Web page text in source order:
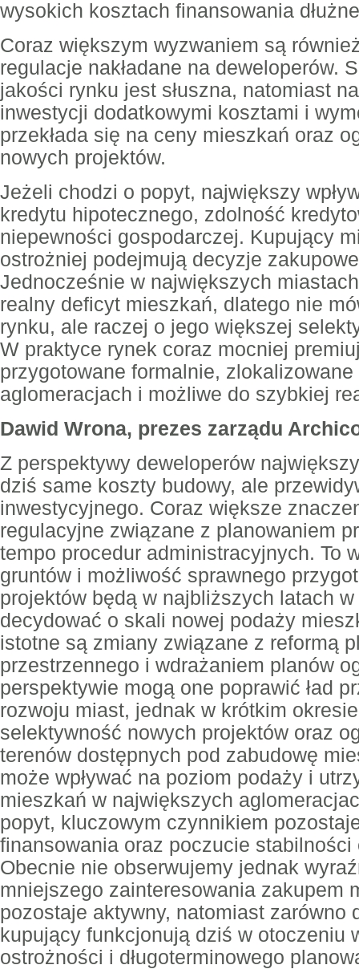
wysokich kosztach finansowania
Coraz większym wyzwaniem są
regulacje nakładane na deweloperów.
jakości rynku jest słuszna, natomiast
inwestycji dodatkowymi kosztami i
przekłada się na ceny mieszkań oraz
nowych projektów.
Jeżeli chodzi o popyt, największy
kredytu hipotecznego, zdolność
niepewności gospodarczej. Kupujący
ostrożniej podejmują decyzje
Jednocześnie w największych
realny deficyt mieszkań, dlatego nie
rynku, ale raczej o jego większej
W praktyce rynek coraz mocniej
przygotowane formalnie,
aglomeracjach i możliwe do szybkiej
Dawid Wrona, prezes zarządu
Z perspektywy deweloperów
dziś same koszty budowy, ale
inwestycyjnego. Coraz większe
regulacyjne związane z planowaniem
tempo procedur administracyjnych. To
gruntów i możliwość sprawnego
projektów będą w najbliższych latach
decydować o skali nowej podaży
istotne są zmiany związane z reformą
przestrzennego i wdrażaniem planów
perspektywie mogą one poprawić ład
rozwoju miast, jednak w krótkim
selektywność nowych projektów oraz
terenów dostępnych pod zabudowę
może wpływać na poziom podaży i
mieszkań w największych
popyt, kluczowym czynnikiem
finansowania oraz poczucie
Obecnie nie obserwujemy jednak
mniejszego zainteresowania zakupem
pozostaje aktywny, natomiast zarówno
kupujący funkcjonują dziś w otoczeniu
ostrożności i długoterminowego